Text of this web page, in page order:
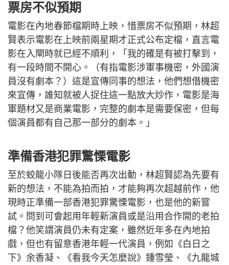
票房不似預期
電影在內地春節檔期時上映，惜票房不似預期，林超
賢表示電影在上映前兩星期才正式公布定檔，直言電
影在入閘時就已經不順利，「我的確是有被打擊到，
有一段時間不開心。（有指電影涉軍事機密，外國演
員沒有劇本？）這是宣傳同事的想法，他們想借機密
來宣傳，誰知就被人捉住這一點放大炒作，電影是海
軍題材又是商業電影，完整的劇本是需要保密，但每
個演員都有自己那一部分的劇本。」
準備香港犯罪驚慄電影
至於蛟龍小隊日後能否再次出動，林超賢認為先要有
新的想法，不能為拍而拍，才能夠再次超越前作，他
現時正準備一部香港犯罪驚慄電影，也是他的新嘗
試。問到可會起用年輕新演員或是沿用合作開的老拍
檔？他笑謂演員仍未有定案，雖然近年多在內地拍
戲，但也有留意香港年輕一代演員，例如《白日之
下》余香凝、《看我今天怎麼說》鍾雪瑩、《九龍城